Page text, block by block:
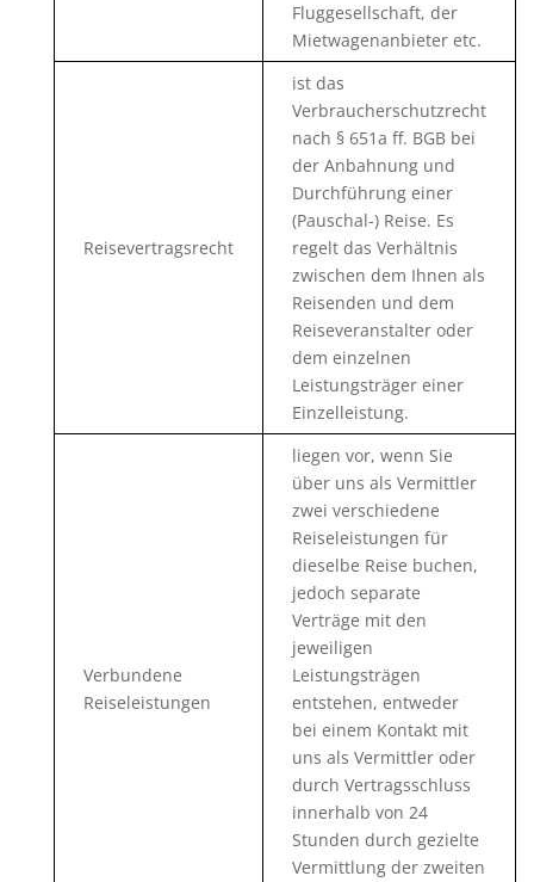
Fluggesellschaft, der
Mietwagenanbieter etc.
Reisevertragsrecht
ist das
Verbraucherschutzrecht
nach § 651a ff. BGB bei
der Anbahnung und
Durchführung einer
(Pauschal-) Reise. Es
regelt das Verhältnis
zwischen dem Ihnen als
Reisenden und dem
Reiseveranstalter oder
dem einzelnen
Leistungsträger einer
Einzelleistung.
Verbundene
Reiseleistungen
liegen vor, wenn Sie
über uns als Vermittler
zwei verschiedene
Reiseleistungen für
dieselbe Reise buchen,
jedoch separate
Verträge mit den
jeweiligen
Leistungsträgen
entstehen, entweder
bei einem Kontakt mit
uns als Vermittler oder
durch Vertragsschluss
innerhalb von 24
Stunden durch gezielte
Vermittlung der zweiten